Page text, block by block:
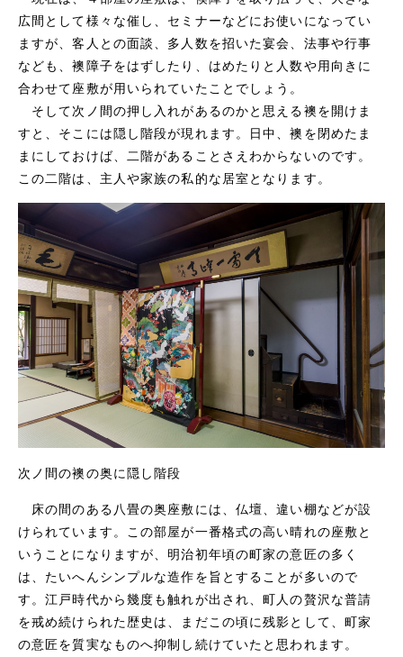
広間として様々な催し、セミナーなどにお使いになってい
ますが、客人との面談、多人数を招いた宴会、法事や行事
なども、襖障子をはずしたり、はめたりと人数や用向きに
合わせて座敷が用いられていたことでしょう。
そして次ノ間の押し入れがあるのかと思える襖を開けま
すと、そこには隠し階段が現れます。日中、襖を閉めたま
まにしておけば、二階があることさえわからないのです。
この二階は、主人や家族の私的な居室となります。
次ノ間の襖の奥に隠し階段
床の間のある八畳の奥座敷には、仏壇、違い棚などが設
けられています。この部屋が一番格式の高い晴れの座敷と
いうことになりますが、明治初年頃の町家の意匠の多く
は、たいへんシンプルな造作を旨とすることが多いので
す。江戸時代から幾度も触れが出され、町人の贅沢な普請
を戒め続けられた歴史は、まだこの頃に残影として、町家
の意匠を質実なものへ抑制し続けていたと思われます。